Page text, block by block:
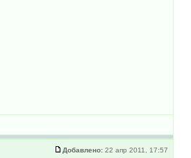
Добавлено: 22 апр 2011, 17:57